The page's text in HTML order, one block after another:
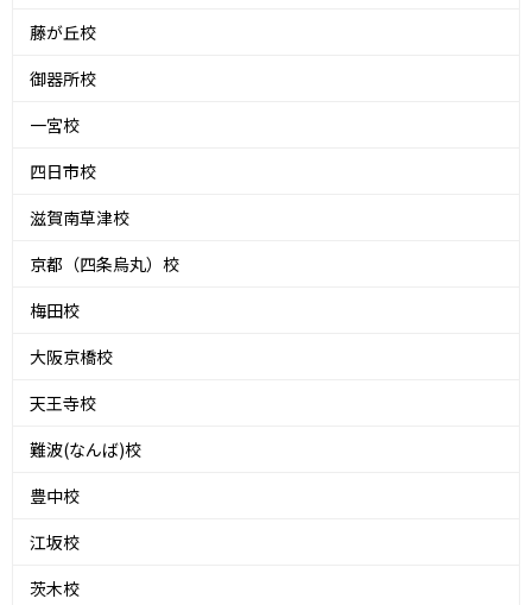
藤が丘校
御器所校
一宮校
四日市校
滋賀南草津校
京都（四条烏丸）校
梅田校
大阪京橋校
天王寺校
難波(なんば)校
豊中校
江坂校
茨木校